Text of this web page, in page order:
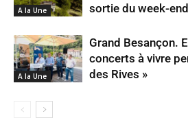
A la Une
sortie du week-end
A la Une
Grand Besançon.
concerts à vivre
des Rives »